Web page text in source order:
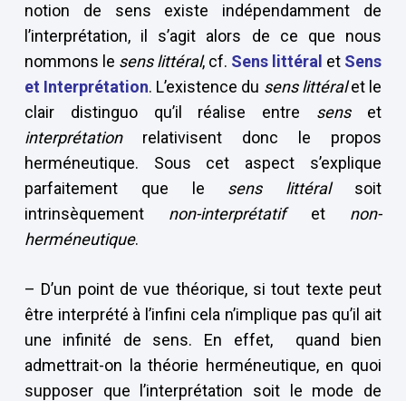
notion de sens existe indépendamment de
l’interprétation, il s’agit alors de ce que nous
nommons le sens littéral, cf. Sens littéral et Sens
et Interprétation. L’existence du sens littéralet le
clair distinguo qu’il réalise entre senset
interprétationrelativisent donc le propos
herméneutique. Sous cet aspect s’explique
parfaitement que le sens littéralsoit
intrinsèquement non-interprétatifet non-
herméneutique.
– D’un point de vue théorique, si tout texte peut
être interprété à l’infini cela n’implique pas qu’il ait
une infinité de sens. En effet, quand bien
admettrait-on la théorie herméneutique, en quoi
supposer que l’interprétation soit le mode de